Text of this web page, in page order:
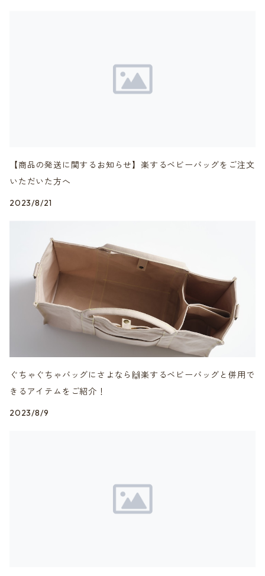
【商品の発送に関するお知らせ】楽するベビーバッグをご注文
いただいた方へ
2023/8/21
ぐちゃぐちゃバッグにさよなら🙌楽するベビーバッグと併用で
きるアイテムをご紹介！
2023/8/9